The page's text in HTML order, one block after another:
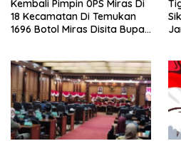
Kembali Pimpin 0PS Miras Di
18 Kecamatan Di Temukan
1696 Botol Miras Disita Bupati